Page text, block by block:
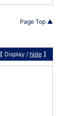
Page Top ▲
【 Display / hide 】